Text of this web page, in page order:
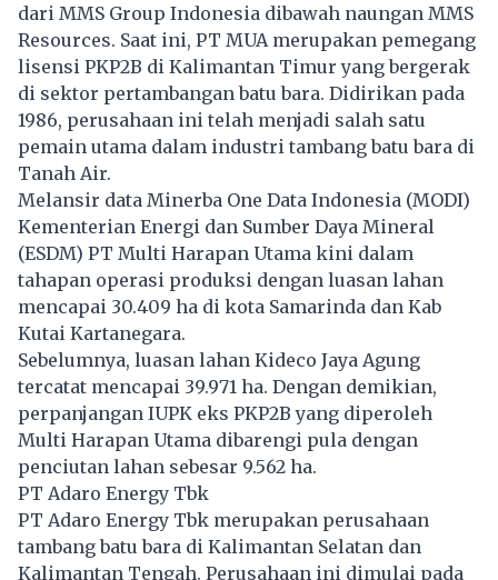
dari MMS Group Indonesia dibawah naungan MMS
Resources. Saat ini, PT MUA merupakan pemegang
lisensi PKP2B di Kalimantan Timur yang bergerak
di sektor pertambangan batu bara. Didirikan pada
1986, perusahaan ini telah menjadi salah satu
pemain utama dalam industri tambang batu bara di
Tanah Air.
Melansir data Minerba One Data Indonesia (MODI)
Kementerian Energi dan Sumber Daya Mineral
(ESDM) PT Multi Harapan Utama kini dalam
tahapan operasi produksi dengan luasan lahan
mencapai 30.409 ha di kota Samarinda dan Kab
Kutai Kartanegara.
Sebelumnya, luasan lahan Kideco Jaya Agung
tercatat mencapai 39.971 ha. Dengan demikian,
perpanjangan IUPK eks PKP2B yang diperoleh
Multi Harapan Utama dibarengi pula dengan
penciutan lahan sebesar 9.562 ha.
PT Adaro Energy Tbk
PT Adaro Energy Tbk merupakan perusahaan
tambang batu bara di Kalimantan Selatan dan
Kalimantan Tengah. Perusahaan ini dimulai pada